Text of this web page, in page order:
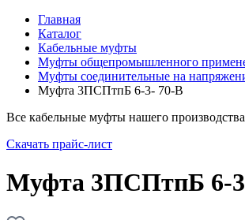
Главная
Каталог
Кабельные муфты
Муфты общепромышленного
Муфты соединительные на
Муфта 3ПСПтпБ 6-3- 70-В
Все кабельные муфты нашего
Скачать прайс-лист
Муфта 3ПСПтпБ 6-